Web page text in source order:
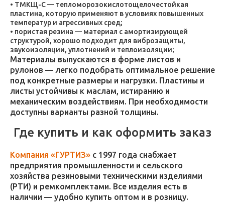
ТМКЩ-С — тепломорозокислотощелочестойкая
пластина, которую применяют в условиях повышенных
температур и агрессивных сред;
пористая резина — материал с амортизирующей
структурой, хорошо подходит для виброзащиты,
звукоизоляции, уплотнений и теплоизоляции;
Материалы выпускаются в форме листов и
рулонов — легко подобрать оптимальное решение
под конкретные размеры и нагрузки. Пластины и
листы устойчивы к маслам, истиранию и
механическим воздействиям. При необходимости
доступны варианты разной толщины.
Где купить и как оформить заказ
Компания «ГУРТИЗ» с 1997 года снабжает
предприятия промышленности и сельского
хозяйства резиновыми техническими изделиями
(РТИ) и ремкомплектами. Все изделия есть в
наличии — удобно купить оптом и в розницу.